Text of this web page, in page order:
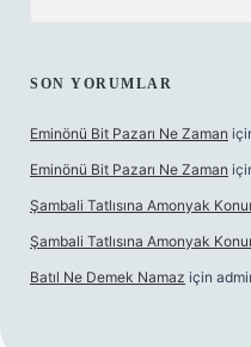
SON YORUMLAR
Eminönü Bit Pazarı Ne Zaman
Eminönü Bit Pazarı Ne Zaman
Şambali Tatlısına Amonyak
Şambali Tatlısına Amonyak
Batıl Ne Demek Namaz için